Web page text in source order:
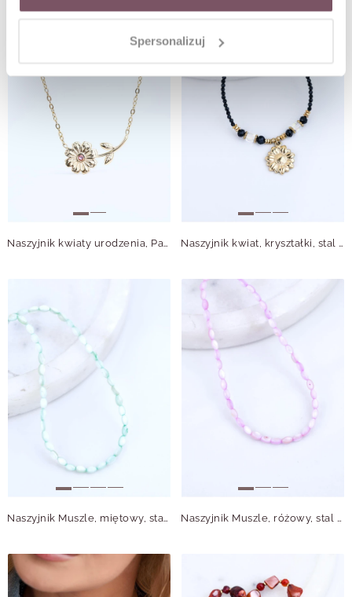
Spersonalizuj
Naszyjnik kwiaty urodzenia, Październikowy Kosmos, stal pozłacana S315659Z00 Naszyjnik kwiat, kryształki, stal pozłacana S316203Z00
Naszyjnik Muszle, miętowy, stal pozłacana S316464Z04 Naszyjnik Muszle, różowy, stal pozłacana S316465Z06